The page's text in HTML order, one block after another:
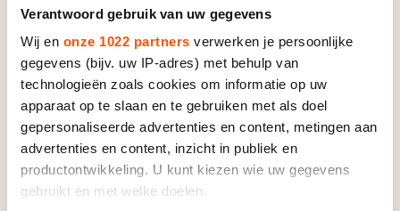
Verantwoord gebruik van uw gegevens
Wij en onze 1022 partners verwerken je persoonlijke
gegevens (bijv. uw IP-adres) met behulp van
technologieën zoals cookies om informatie op uw
apparaat op te slaan en te gebruiken met als doel
gepersonaliseerde advertenties en content, metingen aan
advertenties en content, inzicht in publiek en
productontwikkeling. U kunt kiezen wie uw gegevens
gebruikt en met welke doelen.
de Canadees Gilday en dichtte tegen het einde van
de rit een klein gaatje. "Ik had meer snelheid en kon op
het laatste stuk voor de finish onderdoor bij
Fauconnet (de leider in het wereldbekerklassment
red.)", aldus Knegt.
In de finale moest hij zich mengen in het Zuid-
Koreaanse geweld. "Ik wilde gelijk voorin zitten en kon
na de start op de tweede plek komen. Daarna was